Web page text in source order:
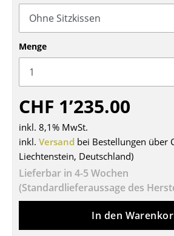
Tische
Esstische
Beistelltische
Schreibtische
Sekretäre & PC-Tische
Konferenztische
Stehtische & Stehpulte
Menge
CHF 1’235.00
inkl. 8,1% MwSt.
inkl. Versand bei Bestellungen über
Liechtenstein, Deutschland)
Lieferbar in 4-5 Wochen
(Standardlieferaussage des
In den